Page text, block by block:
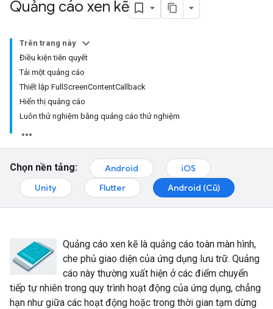
Quảng cáo xen kẽ
Trên trang này
Điều kiện tiên quyết
Tải một quảng cáo
Thiết lập FullScreenContentCallback
Hiển thị quảng cáo
Luôn thử nghiệm bằng quảng cáo thử nghiệm
Chọn nền tảng: Android
iOS
Unity
Flutter Android (Cũ)
Quảng cáo xen kẽ là quảng cáo toàn màn hình,
che phủ giao diện của ứng dụng lưu trữ. Quảng
cáo này thường xuất hiện ở các điểm chuyển
tiếp tự nhiên trong quy trình hoạt động của ứng dụng, chẳng
hạn như giữa các hoạt động hoặc trong thời gian tạm dừng